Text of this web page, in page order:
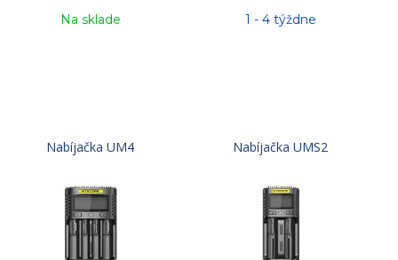
Na sklade 1 - 4 týždne
Nabíjačka UM4 Nabíjačka UMS2